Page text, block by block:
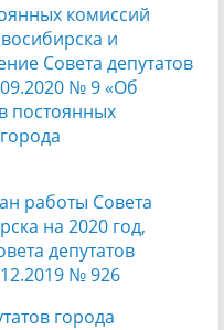
комиссий
и
Совета депутатов
№ 9 «Об
постоянных
работы Совета
на 2020 год,
депутатов
№ 926
города